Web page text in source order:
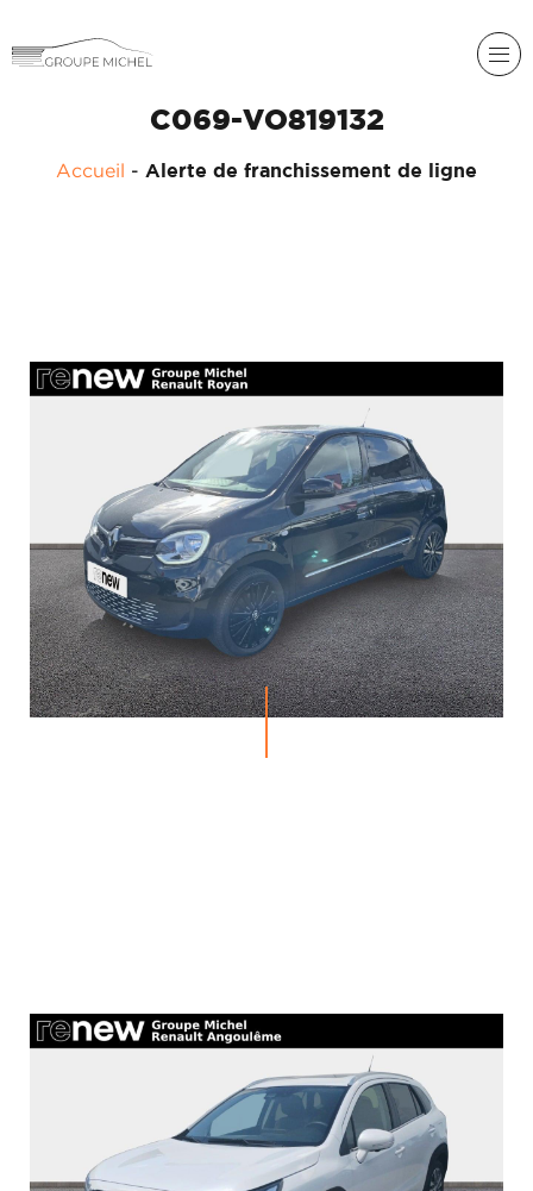
RENAULT
MICROCAR
PROFESSIONAL
ACADÉMIE
ACTUALITÉS
C069-VO819132
Accueil - Alerte de franchissement de ligne